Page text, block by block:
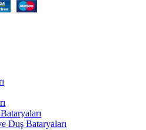
Duş Bataryaları